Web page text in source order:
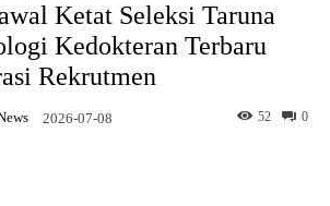
Ketat Seleksi Taruna
Kedokteran Terbaru
Rekrutmen
2026-07-08 0
52